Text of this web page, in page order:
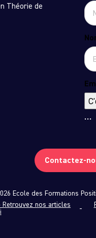
Théorie de
…
Contactez-
Ecole des Formations
Retrouvez nos articles